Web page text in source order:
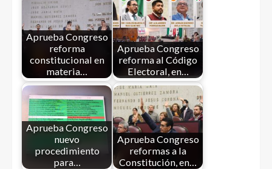
Aprueba Congreso
reforma
constitucional en
materia…
Aprueba Congreso
reforma al Código
Electoral, en…
Aprueba Congreso
nuevo
procedimiento
para…
Aprueba Congreso
reformas a la
Constitución, en…